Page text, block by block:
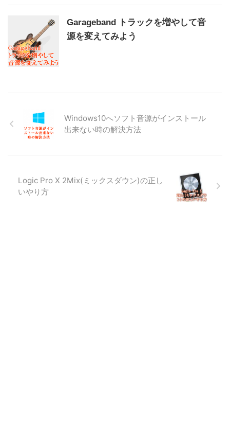
Garageband トラックを増やして音
源を変えてみよう
Windows10へソフト音源がインストール
出来ない時の解決方法
Logic Pro X 2Mix(ミックスダウン)の正し
いやり方